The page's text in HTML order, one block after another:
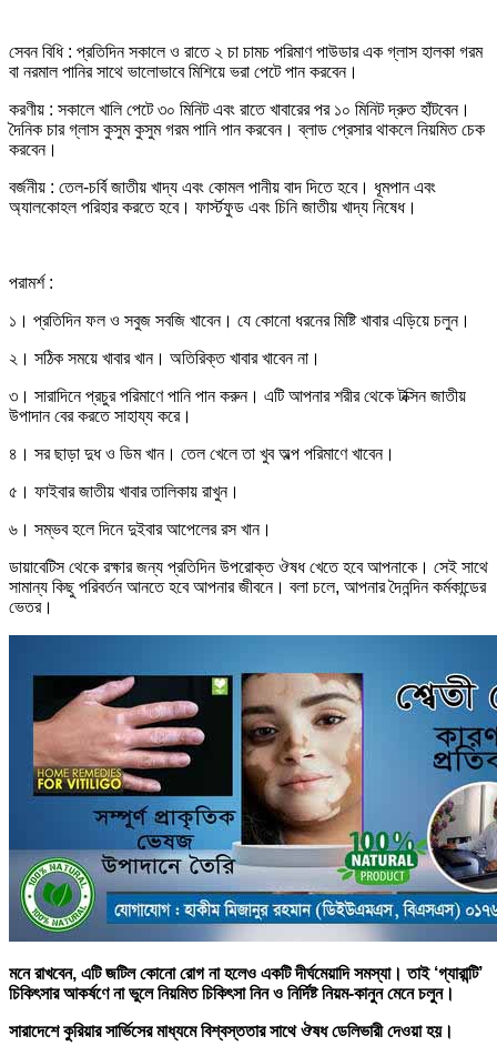
সেবন বিধি : প্রতিদিন সকালে ও রাতে ২ চা চামচ পরিমাণ পাউডার এক গ্লাস হালকা গরম
বা নরমাল পানির সাথে ভালোভাবে মিশিয়ে ভরা পেটে পান করবেন।
করণীয় : সকালে খালি পেটে ৩০ মিনিট এবং রাতে খাবারের পর ১০ মিনিট দ্রুত হাঁটবেন।
দৈনিক চার গ্লাস কুসুম কুসুম গরম পানি পান করবেন। ব্লাড প্রেসার থাকলে নিয়মিত চেক
করবেন।
বর্জনীয় : তেল-চর্বি জাতীয় খাদ্য এবং কোমল পানীয় বাদ দিতে হবে। ধূমপান এবং
অ্যালকোহল পরিহার করতে হবে। ফার্স্টফুড এবং চিনি জাতীয় খাদ্য নিষেধ।
পরামর্শ :
১। প্রতিদিন ফল ও সবুজ সবজি খাবেন। যে কোনো ধরনের মিষ্টি খাবার এড়িয়ে চলুন।
২। সঠিক সময়ে খাবার খান। অতিরিক্ত খাবার খাবেন না।
৩। সারাদিনে প্রচুর পরিমাণে পানি পান করুন। এটি আপনার শরীর থেকে টক্সিন জাতীয়
উপাদান বের করতে সাহায্য করে।
৪। সর ছাড়া দুধ ও ডিম খান। তেল খেলে তা খুব অল্প পরিমাণে খাবেন।
৫। ফাইবার জাতীয় খাবার তালিকায় রাখুন।
৬। সম্ভব হলে দিনে দুইবার আপেলের রস খান।
ডায়াবেটিস থেকে রক্ষার জন্য প্রতিদিন উপরোক্ত ঔষধ খেতে হবে আপনাকে। সেই সাথে
সামান্য কিছু পরিবর্তন আনতে হবে আপনার জীবনে। বলা চলে, আপনার দৈনন্দিন কর্মকান্ডের
ভেতর।
মনে রাখবেন, এটি জটিল কোনো রোগ না হলেও একটি দীর্ঘমেয়াদি সমস্যা। তাই ‘গ্যারান্টি’
চিকিৎসার আকর্ষণে না ভুলে নিয়মিত চিকিৎসা নিন ও নির্দিষ্ট নিয়ম-কানুন মেনে চলুন।
সারাদেশে কুরিয়ার সার্ভিসের মাধ্যমে বিশ্বস্ততার সাথে ঔষধ ডেলিভারী দেওয়া হয়।